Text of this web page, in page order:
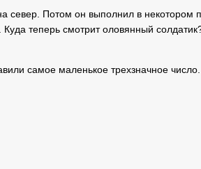
север. Потом он выполнил в некотором
теперь смотрит оловянный
самое маленькое трехзначное число.